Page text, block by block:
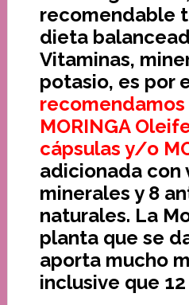
recomendable
dieta
Vitaminas,
potasio, es por
recomendamos
MORINGA
cápsulas y/o
adicionada con
minerales y 8
naturales. La
planta que se
aporta mucho
inclusive que